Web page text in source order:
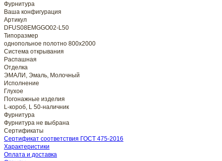
Фурнитура
Ваша конфигурация
Артикул
DFUS08EMGGO02-L50
Типоразмер
однопольное полотно 800x2000
Система открывания
Распашная
Отделка
ЭМАЛИ, Эмаль, Молочный
Исполнение
Глухое
Погонажные изделия
L-короб, L 50-наличник
Фурнитура
Фурнитура не выбрана
Сертификаты
Сертификат соответствия ГОСТ 475-2016
Характеристики
Оплата и доставка